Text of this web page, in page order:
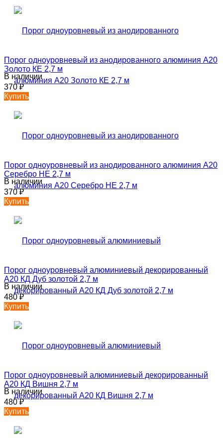
Порог одноуровневый из анодированного алюминия А20
Золото КЕ 2,7 м
В наличии
370₽
Купить
Порог одноуровневый из анодированного алюминия А20
Серебро НЕ 2,7 м
В наличии
370₽
Купить
Порог одноуровневый алюминиевый декорированный
А20 КД Дуб золотой 2,7 м
В наличии
480₽
Купить
Порог одноуровневый алюминиевый декорированный
А20 КД Вишня 2,7 м
В наличии
480₽
Купить